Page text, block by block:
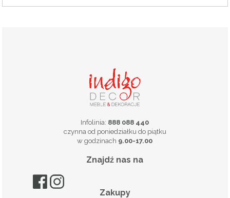
Infolinia: 888 088 440
czynna od poniedziałku do piątku
w godzinach 9.00-17.00
Znajdź nas na
Zakupy